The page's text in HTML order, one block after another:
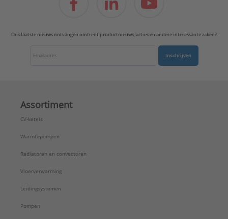
Ons laatste nieuws ontvangen omtrent productnieuws, acties en andere interessante zaken?
Inschrijven
Assortiment
CV-ketels
Warmtepompen
Radiatoren en convectoren
Vloerverwarming
Leidingsystemen
Pompen